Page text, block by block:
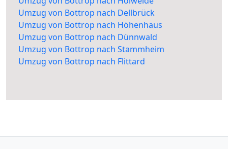
Umzug von Bottrop nach Dellbrück
Umzug von Bottrop nach Höhenhaus
Umzug von Bottrop nach Dünnwald
Umzug von Bottrop nach Stammheim
Umzug von Bottrop nach Flittard